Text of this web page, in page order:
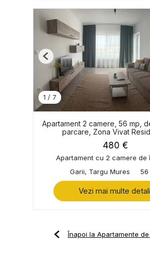
1 / 7
Previous
Apartament 2 camere, 56 mp,
parcare, Zona Vivat
480 €
Apartament cu 2 camere de
Garii, Targu Mures
56
Vezi mai multe
Înapoi la Apartamente